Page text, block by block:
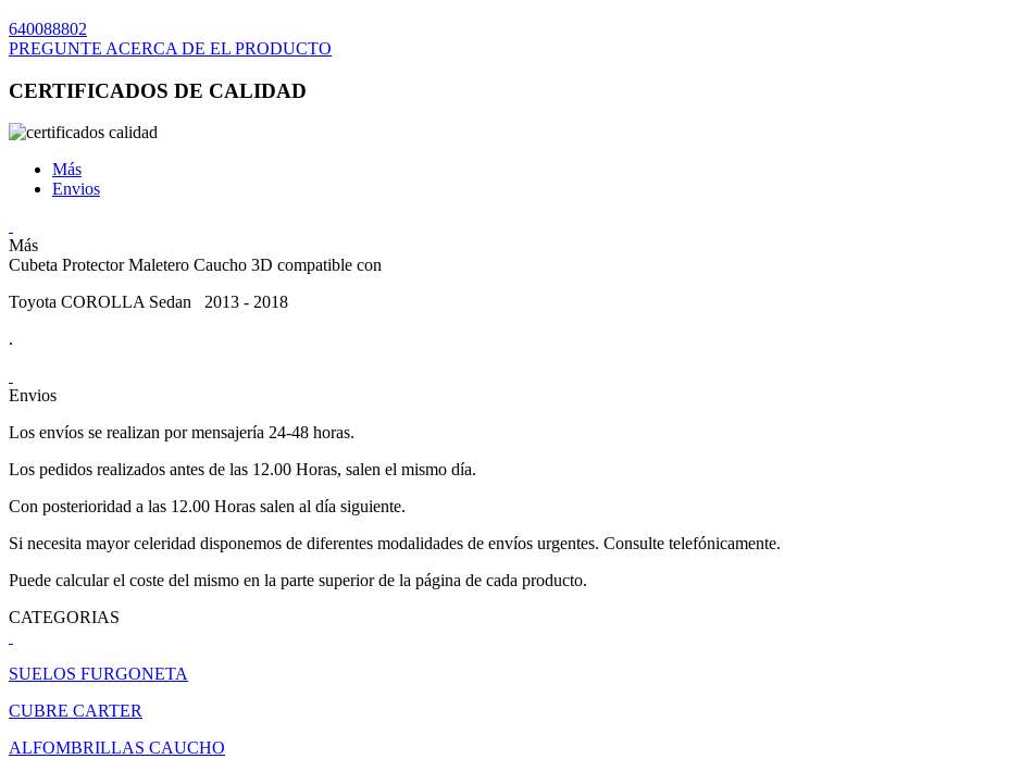
640088802
PREGUNTE ACERCA DE EL PRODUCTO
CERTIFICADOS DE CALIDAD
Más
Envios
Más
Cubeta Protector Maletero Caucho 3D compatible con
Toyota COROLLA Sedan 2013 - 2018
.
Envios
Los envíos se realizan por mensajería 24-48 horas.
Los pedidos realizados antes de las 12.00 Horas, salen el mismo día.
Con posterioridad a las 12.00 Horas salen al día siguiente.
Si necesita mayor celeridad disponemos de diferentes modalidades de envíos urgentes. Consulte telefónicamente.
Puede calcular el coste del mismo en la parte superior de la página de cada producto.
CATEGORIAS
SUELOS FURGONETA
CUBRE CARTER
ALFOMBRILLAS CAUCHO